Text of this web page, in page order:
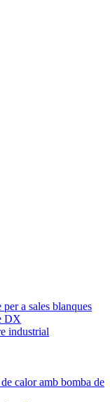
a sales blanques
DX
industrial
calor amb bomba de